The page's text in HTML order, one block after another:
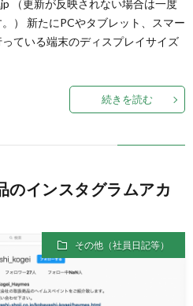
（更新が反映されない場合は一度
） 新たにPCやタブレット、スマー
ている端末のディスプレイサイズ
続きを読む
のインスタグラムアカ
その他（社員日記等）